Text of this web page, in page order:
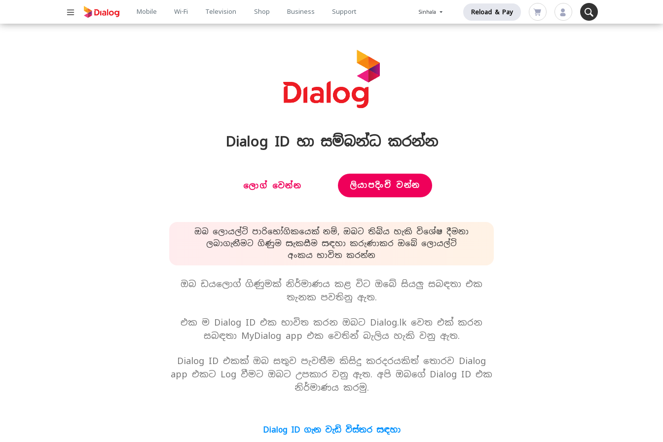
Main
Mobile Wi-Fi Television Shop Business Support Sinhala Reload & Pay
Dialog ID හා සම්බන්ධ කරන්න
ලොග් වෙන්න ලියාපදිංචි වන්න
ඔබ ලොයල්ටි පාරිභෝගිකයෙක් නම්, ඔබට තිබිය හැකි විශේෂ දීමනා
ලබාගැනීමට ගිණුම සැකසීම සඳහා කරුණාකර ඔබේ ලොයල්ටි
අංකය භාවිත කරන්න
ඔබ ඩයලොග් ගිණුමක් නිර්මාණය කළ විට ඔබේ සියලු සබඳතා එක
තැනක පවතිනු ඇත.
එක ම Dialog ID එක භාවිත කරන ඔබට Dialog.lk වෙත එක් කරන
සබඳතා MyDialog app එක වෙතින් බැලිය හැකි වනු ඇත.
Dialog ID එකක් ඔබ සතුව පැවතීම කිසිදු කරදරයකිත් තොරව Dialog
app එකට Log වීමට ඔබට උපකාර වනු ඇත. අපි ඔබගේ Dialog ID එක
නිර්මාණය කරමු.
Dialog ID ගැන වැඩි විස්තර සඳහා